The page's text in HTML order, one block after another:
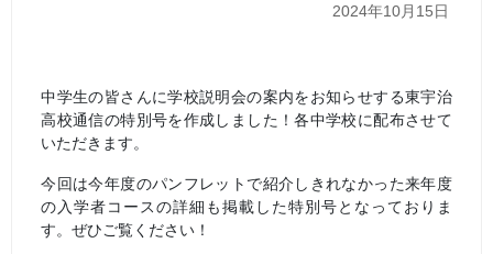
2024年10月15日
中学生の皆さんに学校説明会の案内をお知らせする東宇治
高校通信の特別号を作成しました！各中学校に配布させて
いただきます。
今回は今年度のパンフレットで紹介しきれなかった来年度
の入学者コースの詳細も掲載した特別号となっておりま
す。ぜひご覧ください！